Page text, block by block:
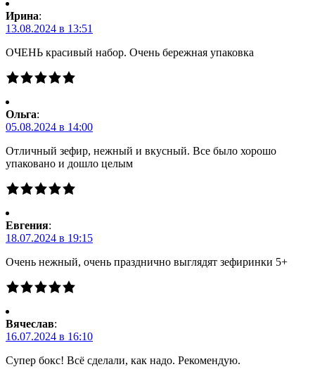
Ирина:
13.08.2024 в 13:51
ОЧЕНЬ красивый набор. Очень бережная упаковка
Ольга:
05.08.2024 в 14:00
Отличный зефир, нежный и вкусный. Все было хорошо
упаковано и дошло целым
Евгения:
18.07.2024 в 19:15
Очень нежный, очень празднично выглядят зефиринки 5+
Вячеслав:
16.07.2024 в 16:10
Супер бокс! Всё сделали, как надо. Рекомендую.